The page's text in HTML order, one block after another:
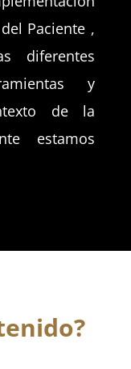
Paciente ,
diferentes
y
de la
estamos